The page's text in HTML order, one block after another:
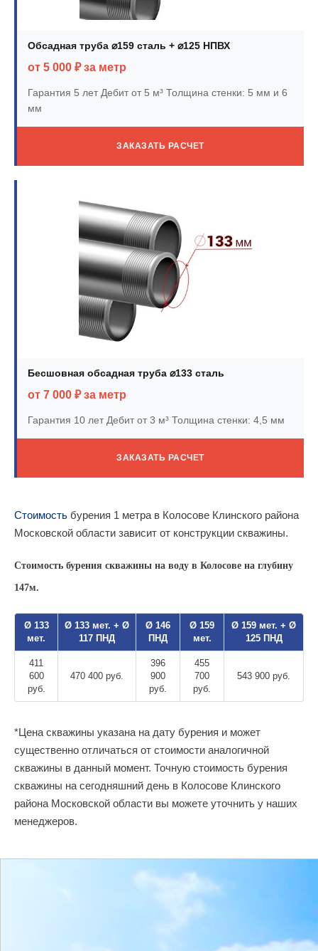
Обсадная труба ⌀159 сталь + ⌀125 НПВХ
от 5 000 ₽ за метр
Гарантия 5 летДебит от 5 м³ Толщина стенки: 5 мм и 6
мм
ЗАКАЗАТЬ РАСЧЕТ
Бесшовная обсадная труба ⌀133 сталь
от 7 000 ₽ за метр
Гарантия 10 летДебит от 3 м³ Толщина стенки: 4,5 мм
ЗАКАЗАТЬ РАСЧЕТ
Стоимость бурения 1 метра в Колосове Клинского района
Московской области зависит от конструкции скважины.
Стоимость бурения скважины на воду в Колосове на глубину
147м.
Ø 133
мет.
Ø 133 мет. + Ø
117 ПНД
Ø 146
ПНД
Ø 159
мет.
Ø 159 мет. + Ø
125 ПНД
411
600
руб.
470 400 руб.
396
900
руб.
455
700
руб.
543 900 руб.
*Цена скважины указана на дату бурения и может
существенно отличаться от стоимости аналогичной
скважины в данный момент. Точную стоимость бурения
скважины на сегодняшний день в Колосове Клинского
района Московской области вы можете уточнить у наших
менеджеров.